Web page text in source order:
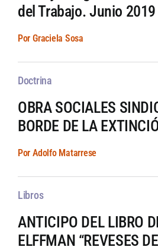
del Trabajo. Junio 2019
Por Graciela Sosa
Doctrina
OBRA SOCIALES
BORDE DE LA
Por Adolfo Matarrese
Libros
ANTICIPO DEL LIBRO
ELFFMAN “REVESES